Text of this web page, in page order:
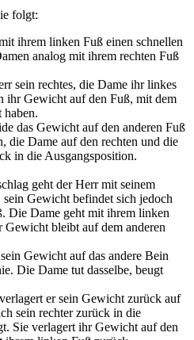
folgt:
ihrem linken Fuß einen schnellen
analog mit ihrem rechten Fuß
sein rechtes, die Dame ihr linkes
ihr Gewicht auf den Fuß, mit dem
haben.
das Gewicht auf den anderen Fuß
die Dame auf den rechten und die
in die Ausgangsposition.
geht der Herr mit seinem
Gewicht befindet sich jedoch
Die Dame geht mit ihrem linken
Gewicht bleibt auf dem anderen
Gewicht auf das andere Bein
Die Dame tut dasselbe, beugt
er sein Gewicht zurück auf
sein rechter zurück in die
Sie verlagert ihr Gewicht auf den